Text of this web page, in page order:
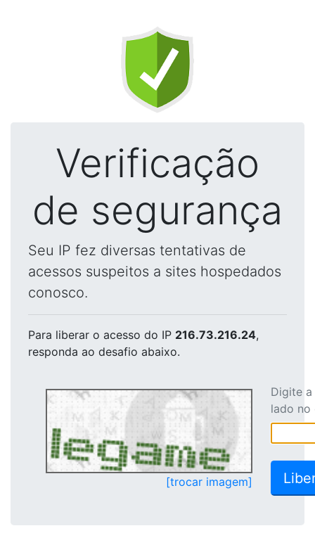
Verificação
de segurança
Seu IP fez diversas tentativas de
acessos suspeitos a sites hospedados
conosco.
Para liberar o acesso do IP 216.73.216.24,
responda ao desafio abaixo.
[trocar imagem]
Digite
lado no